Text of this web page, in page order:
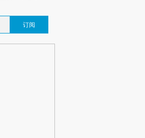
订阅